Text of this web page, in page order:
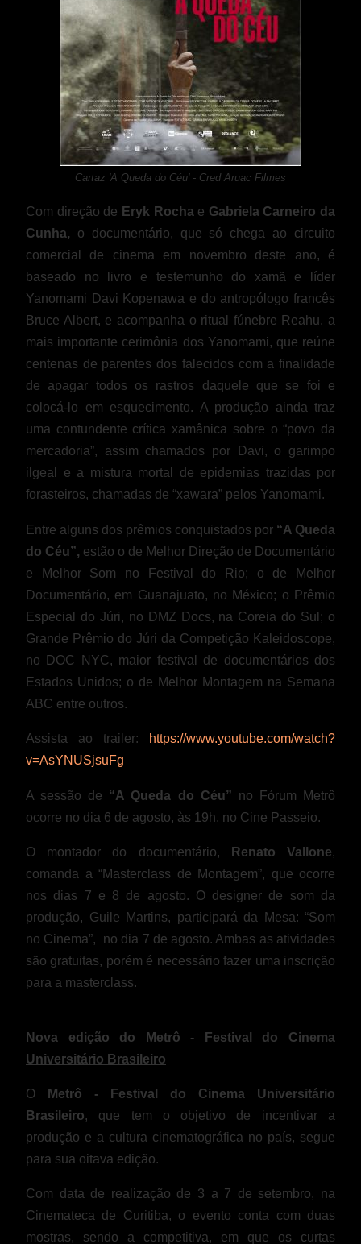
Cartaz 'A Queda do Céu' - Cred Aruac Filmes
Com direção de Eryk Rochae Gabriela Carneiro da
Cunha, o documentário, que só chega ao circuito
comercial de cinema em novembro deste ano, é
baseado no livro e testemunho do xamã e líder
Yanomami Davi Kopenawa e do antropólogo francês
Bruce Albert, e acompanha o ritual fúnebre Reahu, a
mais importante cerimônia dos Yanomami, que reúne
centenas de parentes dos falecidos com a finalidade
de apagar todos os rastros daquele que se foi e
colocá-lo em esquecimento. A produção ainda traz
uma contundente crítica xamânica sobre o “povo da
mercadoria”, assim chamados por Davi, o garimpo
ilgeal e a mistura mortal de epidemias trazidas por
forasteiros, chamadas de “xawara” pelos Yanomami.
Entre alguns dos prêmios conquistados por “A Queda
do Céu”, estão o de Melhor Direção de Documentário
e Melhor Som no Festival do Rio; o de Melhor
Documentário, em Guanajuato, no México; o Prêmio
Especial do Júri, no DMZ Docs, na Coreia do Sul; o
Grande Prêmio do Júri da Competição Kaleidoscope,
no DOC NYC, maior festival de documentários dos
Estados Unidos; o de Melhor Montagem na Semana
ABC entre outros.
Assista ao trailer:
https://www.youtube.com/watch?
v=AsYNUSjsuFg
A sessão de “A Queda do Céu” no Fórum Metrô
ocorre no dia 6 de agosto, às 19h, no Cine Passeio.
O montador do documentário, Renato Vallone,
comanda a “Masterclass de Montagem”, que ocorre
nos dias 7 e 8 de agosto. O designer de som da
produção, Guile Martins, participará da Mesa: “Som
no Cinema”, no dia 7 de agosto. Ambas as atividades
são gratuitas, porém é necessário fazer uma inscrição
para a masterclass.
Nova edição do Metrô - Festival do Cinema
Universitário Brasileiro
O Metrô - Festival do Cinema Universitário
Brasileiro, que tem o objetivo de incentivar a
produção e a cultura cinematográfica no país, segue
para sua oitava edição.
Com data de realização de 3 a 7 de setembro, na
Cinemateca de Curitiba, o evento conta com duas
mostras, sendo a competitiva, em que os curtas